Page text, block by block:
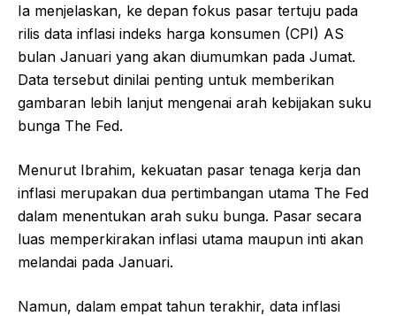
Ia menjelaskan, ke depan fokus pasar tertuju pada
rilis data inflasi indeks harga konsumen (CPI) AS
bulan Januari yang akan diumumkan pada Jumat.
Data tersebut dinilai penting untuk memberikan
gambaran lebih lanjut mengenai arah kebijakan suku
bunga The Fed.
Menurut Ibrahim, kekuatan pasar tenaga kerja dan
inflasi merupakan dua pertimbangan utama The Fed
dalam menentukan arah suku bunga. Pasar secara
luas memperkirakan inflasi utama maupun inti akan
melandai pada Januari.
Namun, dalam empat tahun terakhir, data inflasi